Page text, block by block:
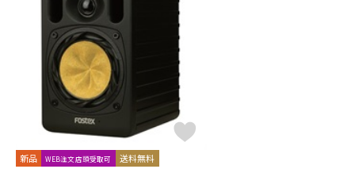
新品 WEB注文店頭受取可 送料無料